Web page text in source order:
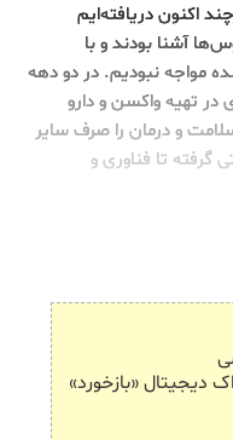
اکنون دریافته‌ایم
آشنا بودند و با
مواجه نبودیم. در دو دهه
در تهیه واکسن و دارو
و درمان را صرف سایر
گرفته تا فناوری و
دیجیتال «بازخورد»